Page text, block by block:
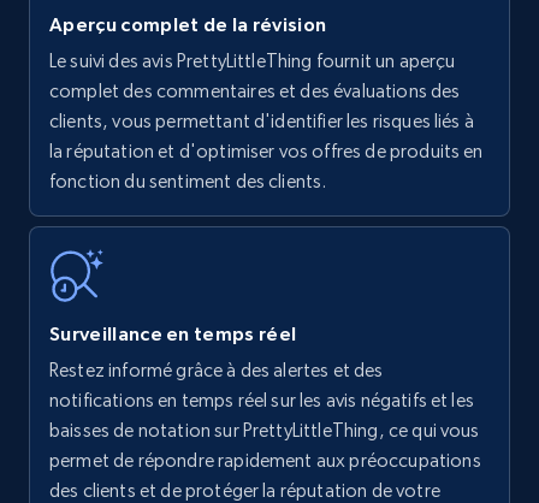
Amazon products - find products by using
upc numbers
Title, Seller name, Brand, Description, Initial
price, Currency, Availability, Reviews count, and
35.2K+
Amazon Reviews
URL, Product name, Product rating, Product
rating object, Product rating max, Rating,
Author name, Asin, and more.
Aperçu complet de la révision
Le suivi des avis PrettyLittleThing fournit un aperçu
complet des commentaires et des évaluations des
clients, vous permettant d'identifier les risques liés à
la réputation et d'optimiser vos offres de produits en
fonction du sentiment des clients.
Surveillance en temps réel
Restez informé grâce à des alertes et des
notifications en temps réel sur les avis négatifs et les
baisses de notation sur PrettyLittleThing, ce qui vous
permet de répondre rapidement aux préoccupations
des clients et de protéger la réputation de votre